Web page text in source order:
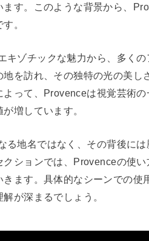
す。このような背景から、
。
キゾチックな魅力から、多く
を訪れ、その独特の光の美し
って、Provenceは視覚芸術の
増しています。
る地名ではなく、その背後に
クションでは、Provenceの使
ます。具体的なシーンでの使
が深まるでしょう。